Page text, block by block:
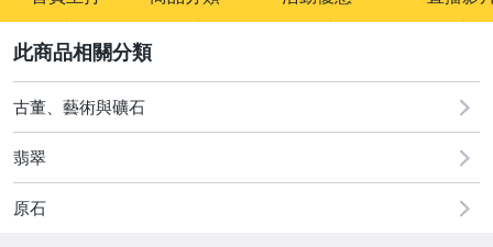
其它
[全店] 周年慶
[全店] 粉絲專享
古董、藝術與礦石
翡翠
原石